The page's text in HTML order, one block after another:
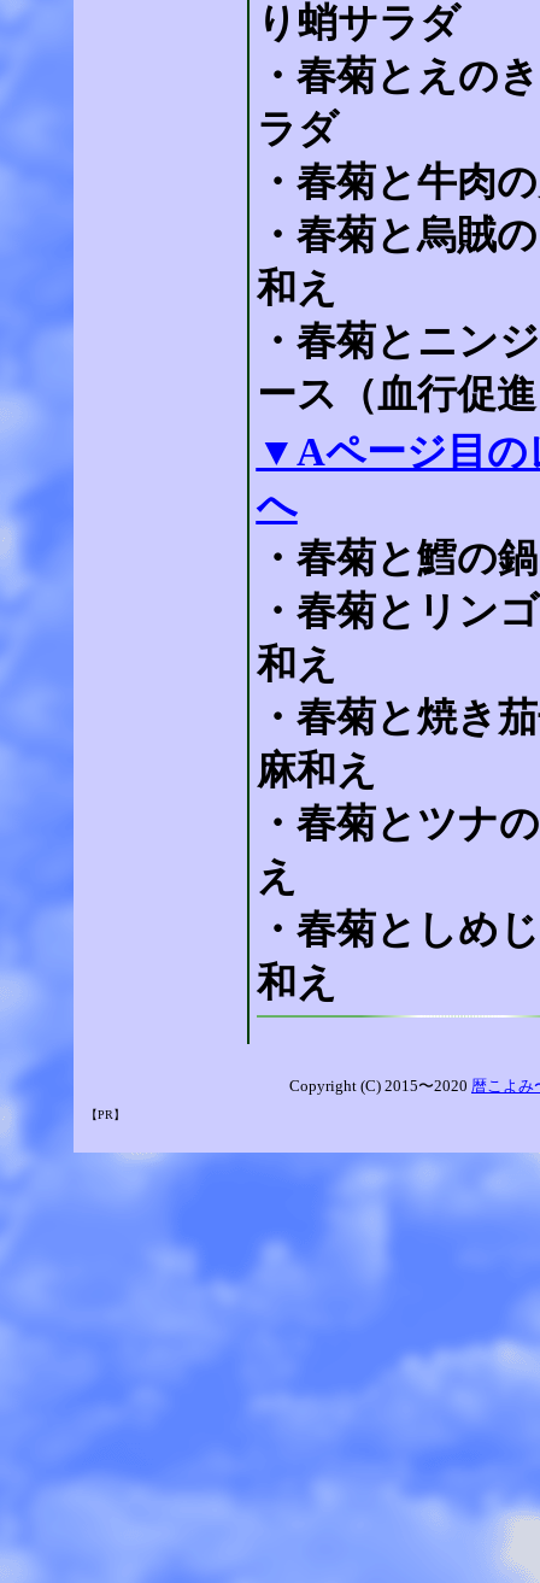
り蛸サラダ
・春菊とえの
ラダ
・春菊と牛肉
・春菊と烏賊
和え
・春菊とニン
ース（血行促
▼Aページ目の
へ
・春菊と鱈の鍋
・春菊とリン
和え
・春菊と焼き
麻和え
・春菊とツナ
え
・春菊としめ
和え
Copyright (C) 2015〜2020 暦こよみ
【PR】